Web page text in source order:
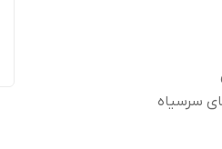
سرسیاه